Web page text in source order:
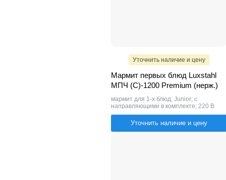
Уточнить наличие и цену
Мармит первых блюд Luxstahl
МПЧ (С)-1200 Premium (нерж.)
мармит для 1-х блюд; Junior; с
направляющими в комплекте; 220 В
Уточнить наличие и цену